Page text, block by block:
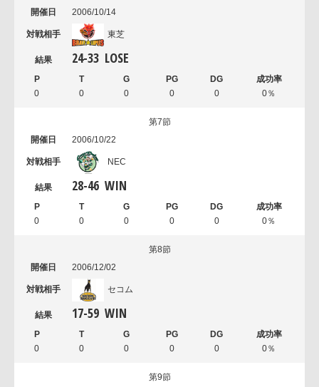
2006/10/14
東芝
24-33 LOSE
0 0 0 0 0 0％
第7節
2006/10/22
NEC
28-46 WIN
0 0 0 0 0 0％
第8節
2006/12/02
セコム
17-59 WIN
0 0 0 0 0 0％
第9節